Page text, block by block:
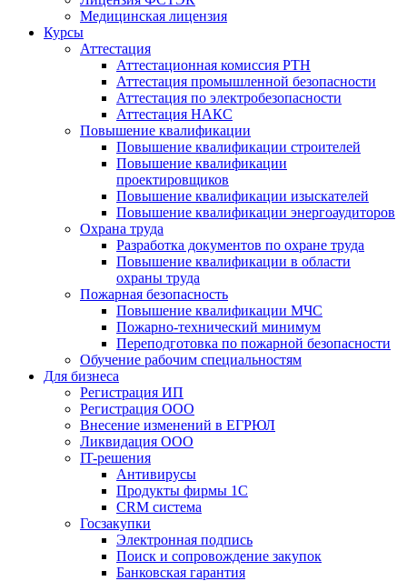
Медицинская лицензия
Курсы
Аттестация
Аттестационная комиссия РТН
Аттестация промышленной безопасности
Аттестация по электробезопасности
Аттестация НАКС
Повышение квалификации
Повышение квалификации строителей
Повышение квалификации
проектировщиков
Повышение квалификации изыскателей
Повышение квалификации энергоаудиторов
Охрана труда
Разработка документов по охране труда
Повышение квалификации в области
охраны труда
Пожарная безопасность
Повышение квалификации МЧС
Пожарно-технический минимум
Переподготовка по пожарной безопасности
Обучение рабочим специальностям
Для бизнеса
Регистрация ИП
Регистрация ООО
Внесение изменений в ЕГРЮЛ
Ликвидация ООО
IT-решения
Антивирусы
Продукты фирмы 1C
CRM система
Госзакупки
Электронная подпись
Поиск и сопровождение закупок
Банковская гарантия